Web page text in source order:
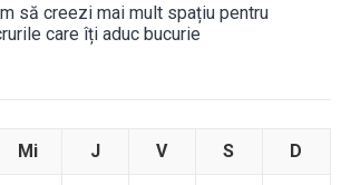
să creezi mai mult spațiu pentru
care îți aduc bucurie
Mi J V S D